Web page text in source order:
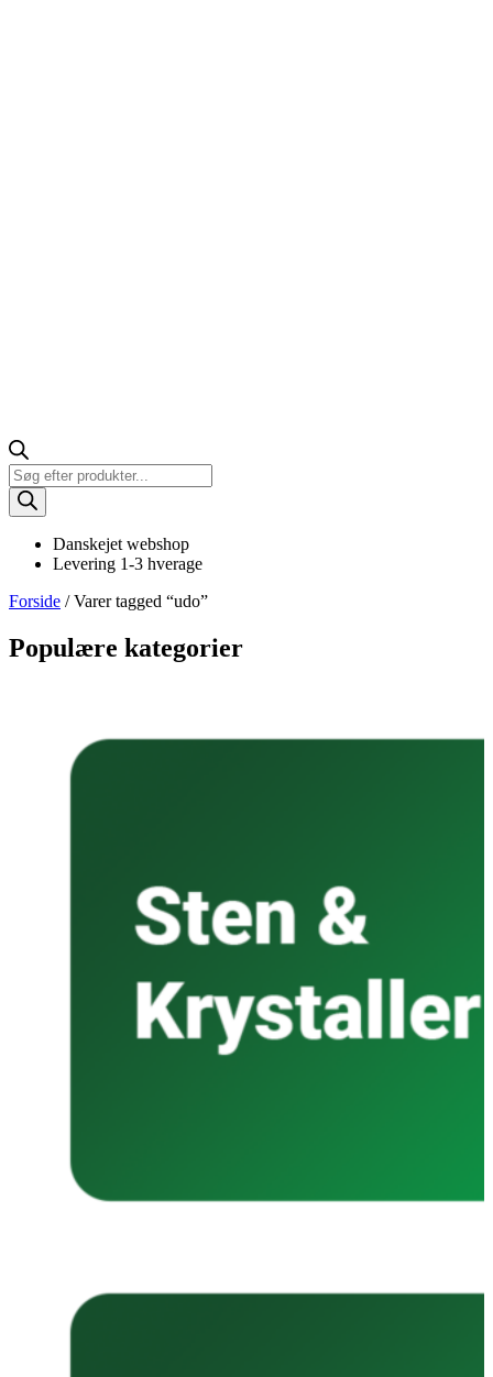
Products
search
Danskejet webshop
Levering 1-3 hverage
Forside / Varer tagged “udo”
Populære kategorier